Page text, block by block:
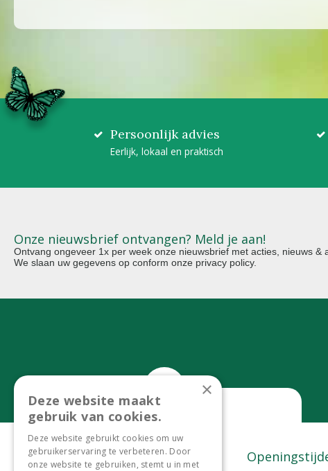
Persoonlijk advies
Eerlijk, lokaal en praktisch
Onze nieuwsbrief ontvangen? Meld je aan!
Ontvang ongeveer 1x per week onze nieuwsbrief met acties, nieuws &
We slaan uw gegevens op conform onze privacy policy.
Bel ons
0299-372465
Contact
×
Deze website maakt
gebruik van cookies.
Deze website gebruikt cookies om uw
gebruikerservaring te verbeteren. Door
onze website te gebruiken, stemt u in met